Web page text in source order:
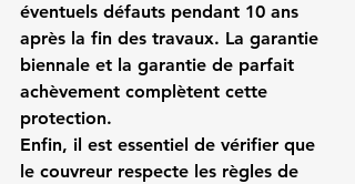
éventuels défauts pendant 10 ans
après la fin des travaux. La garantie
biennale et la garantie de parfait
achèvement complètent cette
protection.
Enfin, il est essentiel de vérifier que
le couvreur respecte les règles de